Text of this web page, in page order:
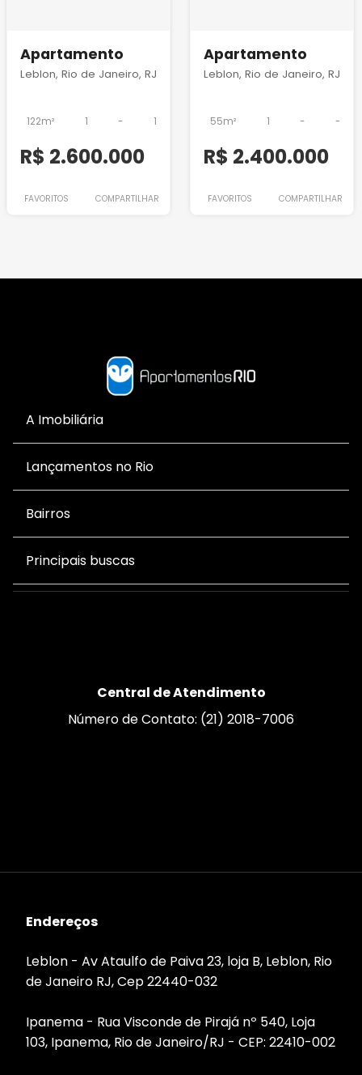
Apartamento
Leblon, Rio de Janeiro, RJ
122m² 1 - 1
R$ 2.600.000
FAVORITOS COMPARTILHAR
Apartamento
Leblon, Rio de Janeiro, RJ
55m² 1 - -
R$ 2.400.000
FAVORITOS COMPARTILHAR
A Imobiliária
Lançamentos no Rio
Bairros
Principais buscas
Central de Atendimento
Número de Contato: (21) 2018-7006
Endereços
Leblon - Av Ataulfo de Paiva 23, loja B, Leblon, Rio
de Janeiro RJ, Cep 22440-032
Ipanema - Rua Visconde de Pirajá nº 540, Loja
103, Ipanema, Rio de Janeiro/RJ - CEP: 22410-002